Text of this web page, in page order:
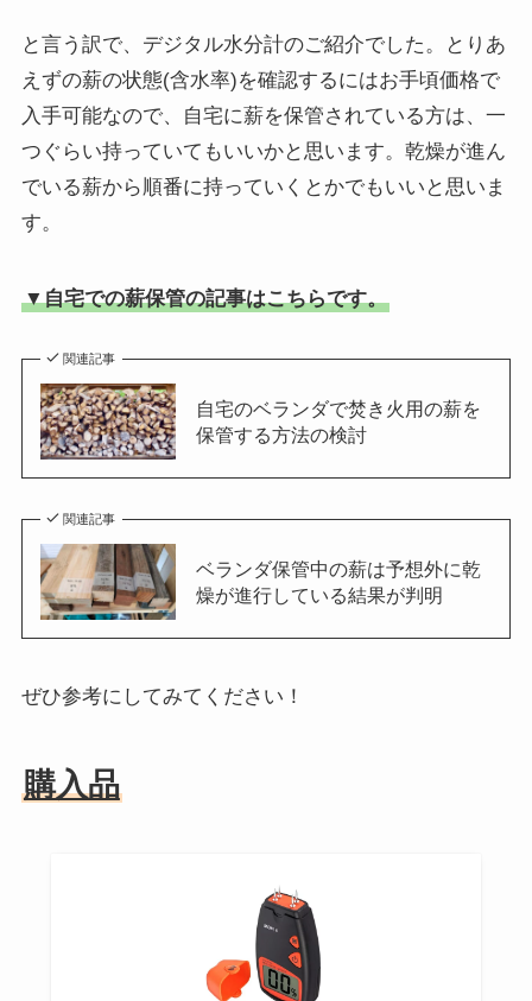
と言う訳で、デジタル水分計のご紹介でした。とりあ
えずの薪の状態(含水率)を確認するにはお手頃価格で
入手可能なので、自宅に薪を保管されている方は、一
つぐらい持っていてもいいかと思います。乾燥が進ん
でいる薪から順番に持っていくとかでもいいと思いま
す。
▼自宅での薪保管の記事はこちらです。
関連記事
自宅のベランダで焚き火用の薪を
保管する方法の検討
関連記事
ベランダ保管中の薪は予想外に乾
燥が進行している結果が判明
ぜひ参考にしてみてください！
購入品